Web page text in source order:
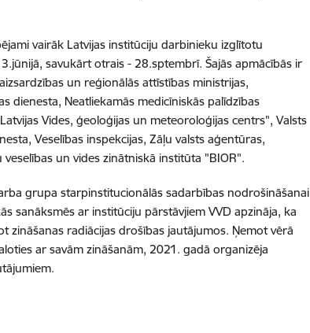
vairāk Latvijas institūciju darbinieku izglītotu
savukārt otrais - 28.sptembrī. Šajās apmācībās ir
un reģionālās attīstības ministrijas,
dienesta, Neatliekamās medicīniskās palīdzības
Vides, ģeoloģijas un meteoroloģijas centrs", Valsts
Veselības inspekcijas, Zāļu valsts aģentūras,
un vides zinātniskā institūta "BIOR".
grupa starpinstitucionālās sadarbības nodrošināšanai
sanāksmēs ar institūciju pārstāvjiem VVD apzināja, ka
radiācijas drošības jautājumos. Ņemot vērā
ar savām zināšanām, 2021. gadā organizēja